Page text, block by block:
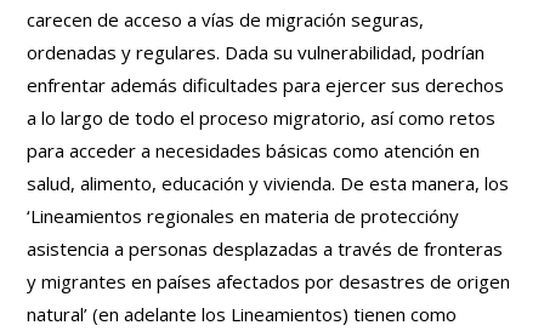
carecen de acceso a vías de migración seguras,
ordenadas y regulares. Dada su vulnerabilidad, podrían
enfrentar además dificultades para ejercer sus derechos
a lo largo de todo el proceso migratorio, así como retos
para acceder a necesidades básicas como atención en
salud, alimento, educación y vivienda. De esta manera, los
‘Lineamientos regionales en materia de proteccióny
asistencia a personas desplazadas a través de fronteras
y migrantes en países afectados por desastres de origen
natural’ (en adelante los Lineamientos) tienen como